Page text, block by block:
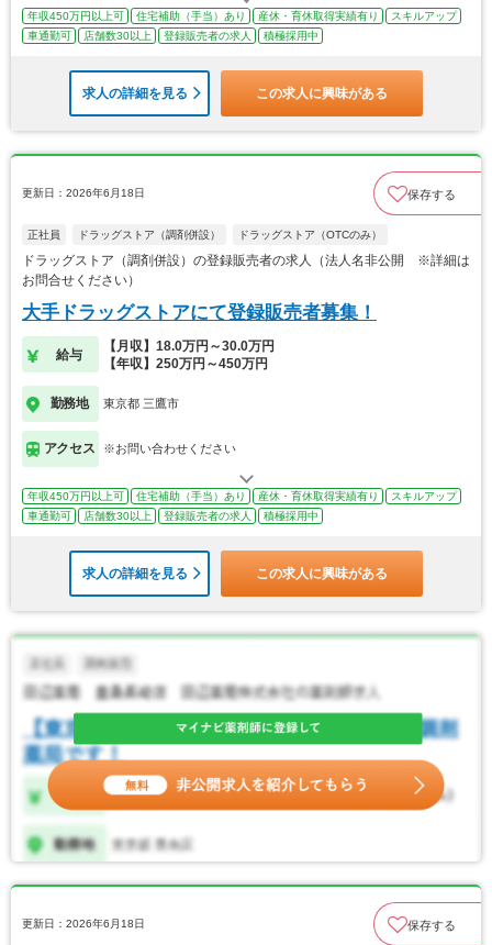
年収450万円以上可 住宅補助（手当）あり 産休・育休取得実績有り
スキルアップ
車通勤可
店舗数30以上 登録販売者の求人 積極採用中
求人の詳細を見る この求人に興味がある
更新日：2026年6月18日 保存する
正社員 ドラッグストア（調剤併設） ドラッグストア（OTCのみ）
ドラッグストア（調剤併設）の登録販売者の求人（法人名非公開 ※詳細は
お問合せください）
大手ドラッグストアにて登録販売者募集！
給与
【月収】18.0万円～30.0万円
【年収】250万円～450万円
勤務地 東京都 三鷹市
アクセス ※お問い合わせください
年収450万円以上可 住宅補助（手当）あり 産休・育休取得実績有り
スキルアップ
車通勤可
店舗数30以上 登録販売者の求人 積極採用中
求人の詳細を見る この求人に興味がある
更新日：2026年6月18日 保存する